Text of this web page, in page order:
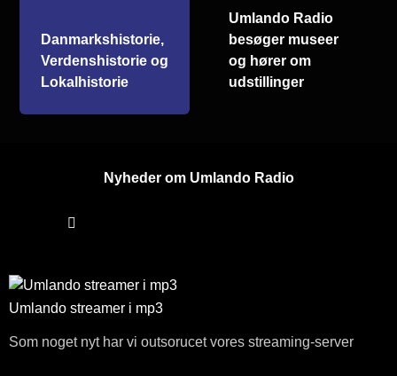
Danmarkshistorie,
Verdenshistorie og
Lokalhistorie
Umlando Radio
besøger museer
og hører om
udstillinger
Nyheder om Umlando Radio
Umlando streamer i mp3
Som noget nyt har vi outsorucet vores streaming-server